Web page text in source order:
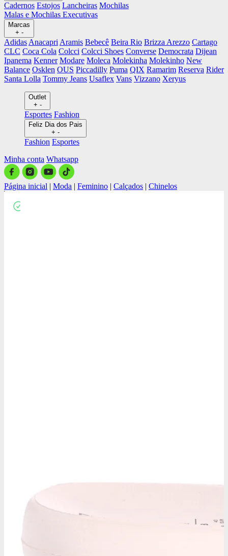
Cadernos Estojos Lancheiras Mochilas
Malas e Mochilas Executivas
Marcas
+ -
Adidas Anacapri Aramis Bebecê Beira Rio Brizza Arezzo Cartago
CLC Coca Cola Colcci Colcci Shoes Converse Democrata Dijean
Ipanema Kenner Modare Moleca Molekinha Molekinho New
Balance Osklen OUS Piccadilly Puma QIX Ramarim Reserva Rider
Santa Lolla Tommy Jeans Usaflex Vans Vizzano Xeryus
Outlet
+ -
Esportes Fashion
Feliz Dia dos Pais
+ -
Fashion Esportes
Minha conta Whatsapp
Página inicial | Moda | Feminino | Calçados | Chinelos